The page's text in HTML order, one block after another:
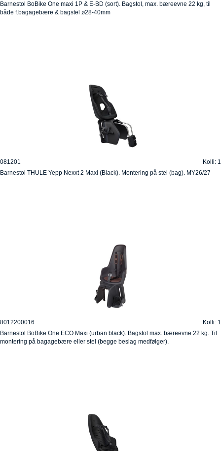
Barnestol BoBike One maxi 1P & E-BD (sort). Bagstol, max. bæreevne 22 kg, til
både f.bagagebære & bagstel ø28-40mm
081201
Kolli: 1
Barnestol THULE Yepp Nexxt 2 Maxi (Black). Montering på stel (bag). MY26/27
8012200016
Kolli: 1
Barnestol BoBike One ECO Maxi (urban black). Bagstol max. bæreevne 22 kg. Til
montering på bagagebære eller stel (begge beslag medfølger).